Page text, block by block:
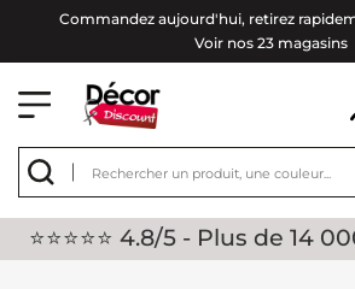
Commandez aujourd'hui, retirez
Voir nos 23 magasins
⭐⭐⭐⭐⭐ 4.8/5 - Plus de 14